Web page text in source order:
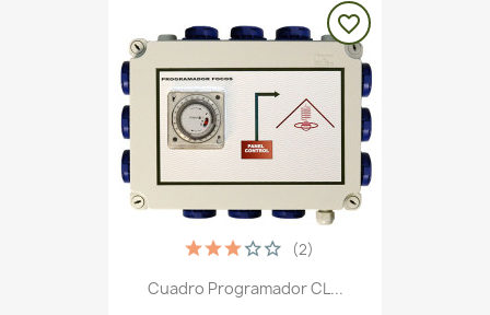
Cuadro Programador CL...
(2)
favorite_border